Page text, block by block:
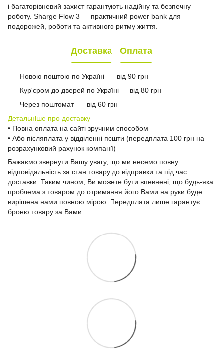
і багаторівневий захист гарантують надійну та безпечну
роботу. Sharge Flow 3 — практичний power bank для
подорожей, роботи та активного ритму життя.
Доставка Оплата
Новою поштою по Україні — від 90 грн
Кур'єром до дверей по Україні — від 80 грн
Через поштомат — від 60 грн
Детальніше про доставку
• Повна оплата на сайті зручним способом
• Або післяплата у відділенні пошти (передплата 100 грн на
розрахунковий рахунок компанії)
Бажаємо звернути Вашу увагу, що ми несемо повну
відповідальність за стан товару до відправки та під час
доставки. Таким чином, Ви можете бути впевнені, що будь-яка
проблема з товаром до отримання його Вами на руки буде
вирішена нами повною мірою. Передплата лише гарантує
броню товару за Вами.